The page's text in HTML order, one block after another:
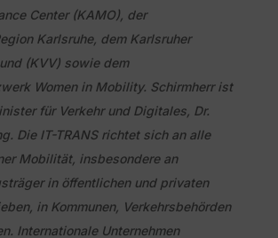
Center (KAMO), der
Karlsruhe, dem Karlsruher
(KVV) sowie dem
Women in Mobility. Schirmherr ist
für Verkehr und Digitales, Dr.
Die IT-TRANS richtet sich an alle
Mobilität, insbesondere an
in öffentlichen und privaten
in Kommunen, Verkehrsbehörden
Internationale Unternehmen